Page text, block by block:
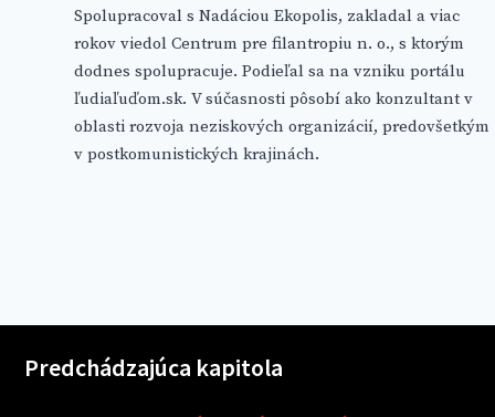
Spolupracoval s Nadáciou Ekopolis, zakladal a viac
rokov viedol Centrum pre filantropiu n. o., s ktorým
dodnes spolupracuje. Podieľal sa na vzniku portálu
ľudiaľuďom.sk. V súčasnosti pôsobí ako konzultant v
oblasti rozvoja neziskových organizácií, predovšetkým
v postkomunistických krajinách.
Predchádzajúca kapitola